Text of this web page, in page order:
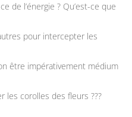
de l’énergie ? Qu’est-ce que
pour intercepter les
être impérativement médium
les corolles des fleurs ???